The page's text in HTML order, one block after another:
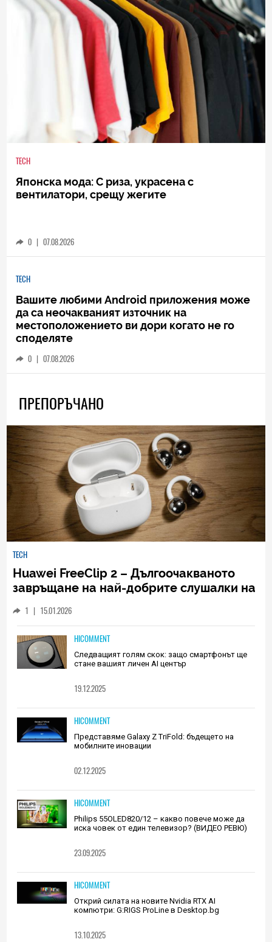
TECH
Японска мода: С риза, украсена с
вентилатори, срещу жегите
0 | 07.08.2026
TECH
Вашите любими Android приложения може
да са неочакваният източник на
местоположението ви дори когато не го
споделяте
0 | 07.08.2026
ПРЕПОРЪЧАНО
TECH
Huawei FreeClip 2 – Дългоочакваното
завръщане на най-добрите слушалки на
1 | 15.01.2026
HICOMMENT
Следващият голям скок: защо смартфонът ще
стане вашият личен AI център
19.12.2025
HICOMMENT
Представяме Galaxy Z TriFold: бъдещето на
мобилните иновации
02.12.2025
HICOMMENT
Philips 55OLED820/12 – какво повече може да
иска човек от един телевизор? (ВИДЕО РЕВЮ)
23.09.2025
HICOMMENT
Открий силата на новите Nvidia RTX AI
компютри: G:RIGS ProLine в Desktop.bg
13.10.2025